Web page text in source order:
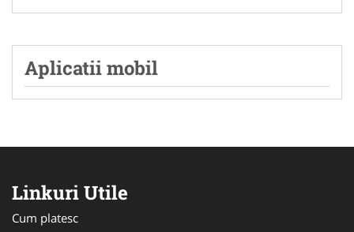
Aplicatii mobil
Linkuri Utile
Cum platesc